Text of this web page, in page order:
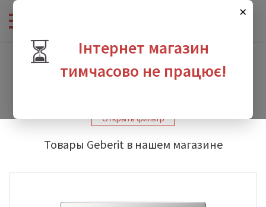
×
⏳
Інтернет магазин
тимчасово не працює!
Интернет-магазин сантехники - Производители - Geberit - Geberit Delta 51
Открыть фильтр
Товары Geberit в нашем магазине